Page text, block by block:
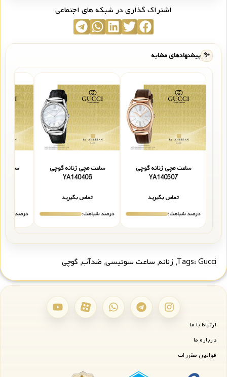
اشتراک گذاری در شبکه های اجتماعی
✨ پیشنهادهای مشابه
ساعت مچی زنانه گوچی
YA140507
تماس بگیرید
درصد شباهت:
ساعت مچی زنانه گوچی
YA140406
تماس بگیرید
درصد شباهت:
ساعت
درصد
Tags: Gucci
, زنانه, ساعت سوئیسی, ضدآب, گوچی
ارتباط با ما
درباره ما
قوانین مقررات